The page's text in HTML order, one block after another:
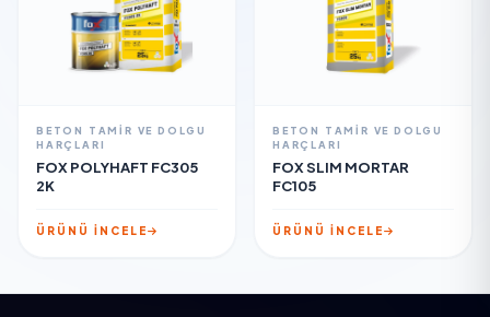
BETON TAMIR VE DOLGU
HARÇLARI
FOX POLYHAFT FC305
2K
ÜRÜNÜ İNCELE
BETON TAMIR VE DOLGU
HARÇLARI
FOX SLIM MORTAR
FC105
ÜRÜNÜ İNCELE